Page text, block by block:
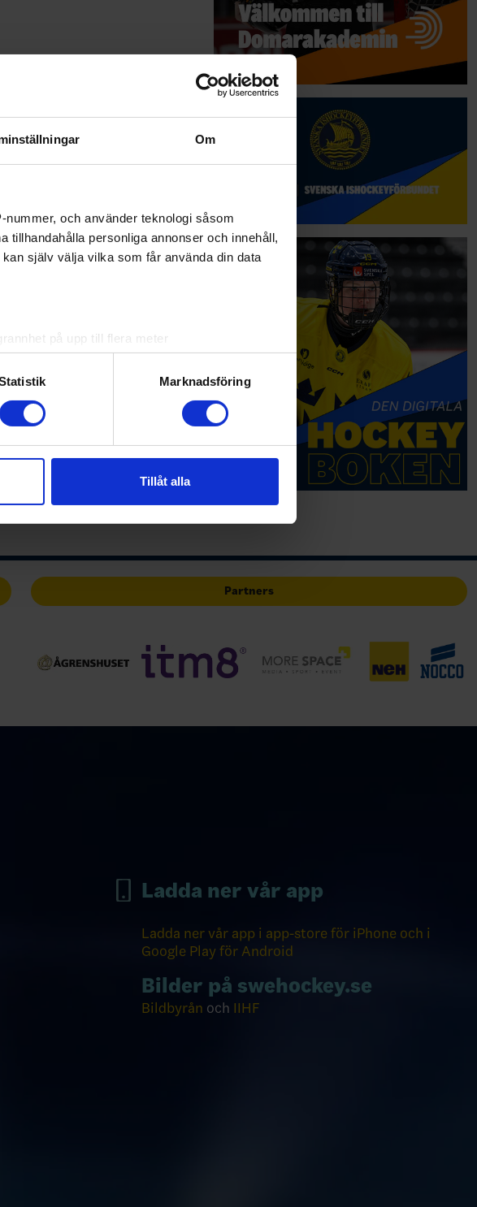
Om
och använder teknologi såsom
tillhandahålla personliga annonser och innehåll,
själv välja vilka som får använda din data
på upp till flera meter
(fingeravtryck)
preferenser i
detaljsektionen. Du kan ändra
och annan information från din enhet
Dessa kan i sin tur kombinera informationen
Marknadsföring
Tillåt alla
Partners
Ladda ner vår app
Ladda ner vår app i app-store för iPhone och i
Google Play för Android
Bilder på swehockey.se
Bildbyrån och IIHF